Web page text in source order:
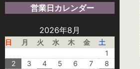
営業日カレンダー
2026年8月
日 月 火 水 木 金
土
1
2
3 4 5 6 7
8